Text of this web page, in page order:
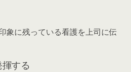
象に残っている看護を上司に伝
する